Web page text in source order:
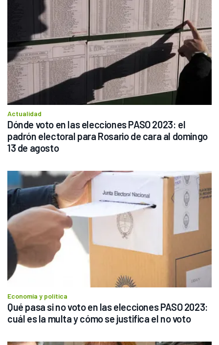
Actualidad
Dónde voto en las elecciones PASO 2023: el
padrón electoral para Rosario de cara al domingo
13 de agosto
Economía y política
Qué pasa si no voto en las elecciones PASO 2023:
cuál es la multa y cómo se justifica el no voto